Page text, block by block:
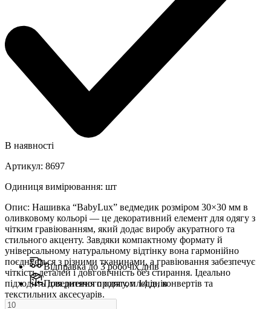
В наявності
Артикул: 8697
Одиниця вимірювання: шт
Опис: Нашивка “BabyLux” ведмедик розміром 30×30 мм в
оливковому кольорі — це декоративний елемент для одягу з
чітким гравіюванням, який додає виробу акуратного та
стильного акценту. Завдяки компактному формату й
універсальному натуральному відтінку вона гармонійно
поєднується з різними тканинами, а гравіювання забезпечує
чіткість деталей і довговічність без стирання. Ідеально
підходить для дитячого одягу, пледів, конвертів та
текстильних аксесуарів.
Відправка до 3 робочіх днів
Повернення протягом 14 днів